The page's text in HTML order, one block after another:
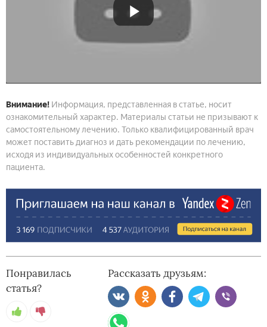
Внимание! Информация, представленная в статье, носит
ознакомительный характер. Материалы статьи не призывают к
самостоятельному лечению. Только квалифицированный врач
может поставить диагноз и дать рекомендации по лечению,
исходя из индивидуальных особенностей конкретного
пациента.
Понравилась
статья?
Рассказать друзьям: